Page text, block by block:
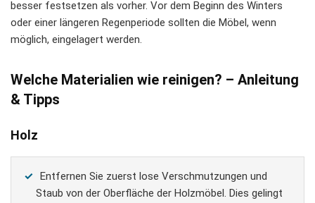
besser festsetzen als vorher. Vor dem Beginn des Winters
oder einer längeren Regenperiode sollten die Möbel, wenn
möglich, eingelagert werden.
Welche Materialien wie reinigen? – Anleitung
& Tipps
Holz
Entfernen Sie zuerst lose Verschmutzungen und
Staub von der Oberfläche der Holzmöbel. Dies gelingt